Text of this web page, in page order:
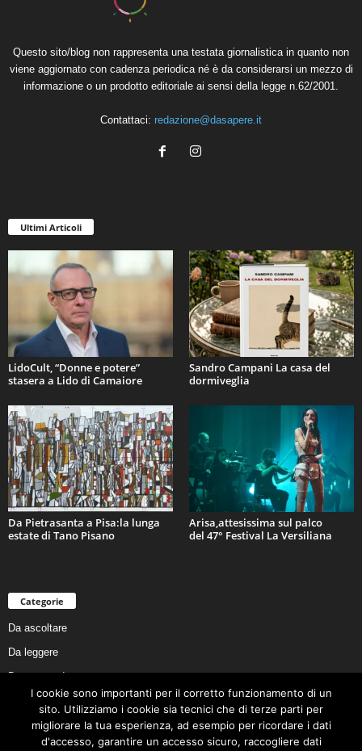
Questo sito/blog non rappresenta una testata giornalistica in quanto non
viene aggiornato con cadenza periodica né è da considerarsi un mezzo di
informazione o un prodotto editoriale ai sensi della legge n.62/2001.
Contattaci: redazione@dasapere.it
Ultimi Articoli
LidoCult, “Donne e potere”
stasera a Lido di Camaiore
Sandro Campani La casa del
dormiveglia
Da Pietrasanta a Pisa:la lunga
estate di Tano Pisano
Arisa,attesissima sul palco
del 47° Festival La Versiliana
Categorie
Da ascoltare
Da leggere
Da non perdere
Da conoscere
Da preservare
I cookie sono importanti per il corretto funzionamento di un
sito. Utilizziamo i cookie sia tecnici che di terze parti per
migliorare la tua esperienza, ad esempio per ricordare i dati
d'accesso, garantire un accesso sicuro, raccogliere dati